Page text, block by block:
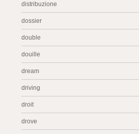
distribuzione
dossier
double
douille
dream
driving
droit
drove